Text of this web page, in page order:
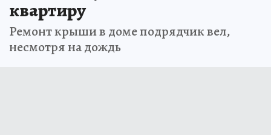
квартиру
Ремонт крыши в доме подрядчик вел,
несмотря на дождь